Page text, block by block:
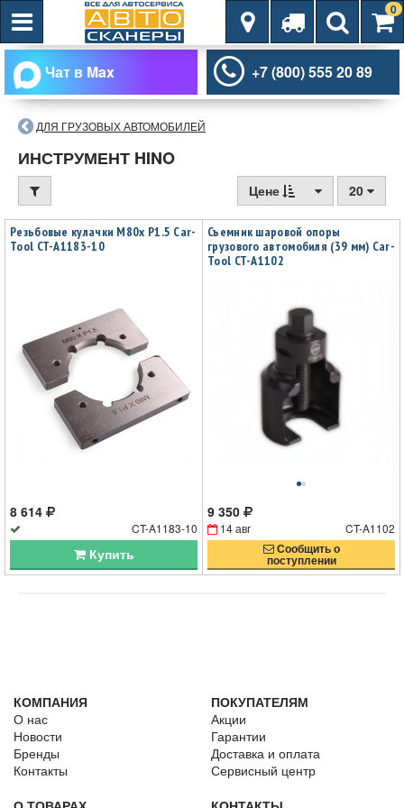
0
Чат в Max +7 (800) 555 20 89
ДЛЯ ГРУЗОВЫХ АВТОМОБИЛЕЙ
ИНСТРУМЕНТ HINO
Цене 20
Резьбовые кулачки M80x P1.5 Car-
Tool CT-A1183-10
8 614
CT-A1183-10
Купить
Съемник шаровой опоры
грузового автомобиля (39 мм) Car-
Tool CT-A1102
9 350
14 авг CT-A1102
Сообщить о
поступлении
КОМПАНИЯ
О нас
Новости
Бренды
Контакты
ПОКУПАТЕЛЯМ
Акции
Гарантии
Доставка и оплата
Сервисный центр